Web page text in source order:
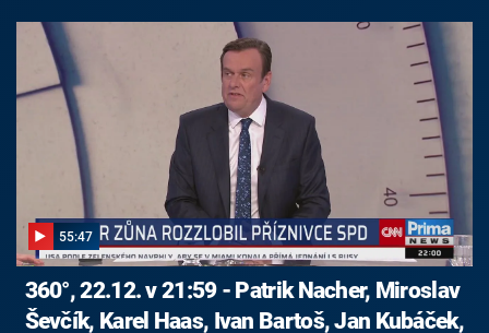
55:47
360°, 22.12. v 21:59 - Patrik Nacher, Miroslav
Ševčík, Karel Haas, Ivan Bartoš, Jan Kubáček,